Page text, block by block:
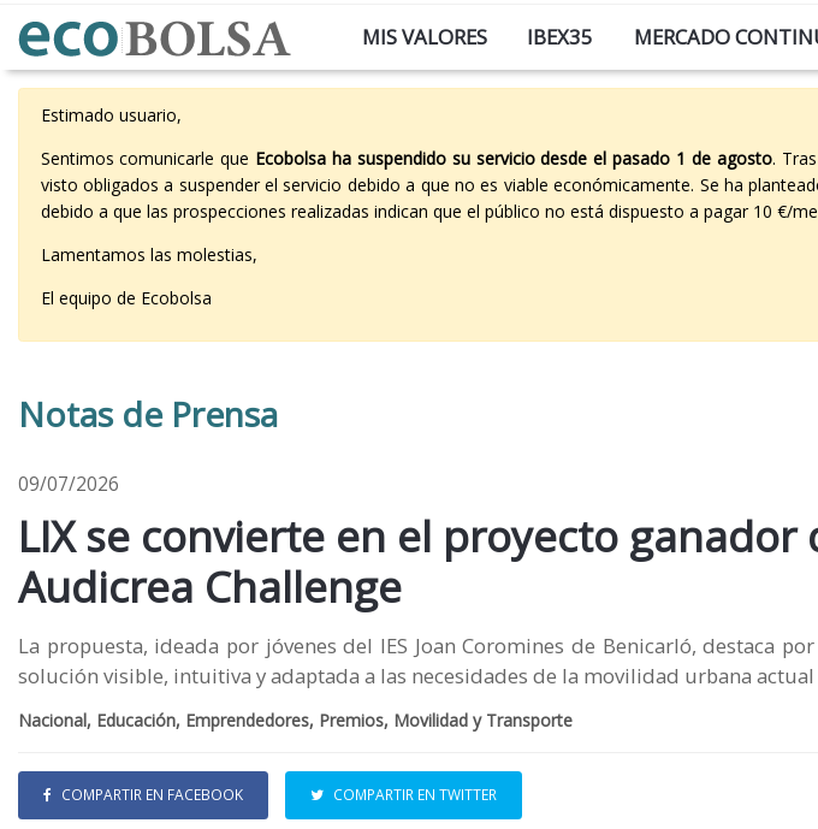
MIS VALORES IBEX35 MERCADO
Estimado usuario,
Sentimos comunicarle que Ecobolsa ha suspendido su servicio desde el pasado 1 de agosto.
visto obligados a suspender el servicio debido a que no es viable económicamente. Se ha
debido a que las prospecciones realizadas indican que el público no está dispuesto a pagar 10 €/
Lamentamos las molestias,
El equipo de Ecobolsa
Notas de Prensa
09/07/2026
LIX se convierte en el proyecto ganador
Audicrea Challenge
La propuesta, ideada por jóvenes del IES Joan Coromines de Benicarló, destaca
solución visible, intuitiva y adaptada a las necesidades de la movilidad urbana actual
Nacional, Educación, Emprendedores, Premios, Movilidad y Transporte
COMPARTIR EN FACEBOOK COMPARTIR EN TWITTER